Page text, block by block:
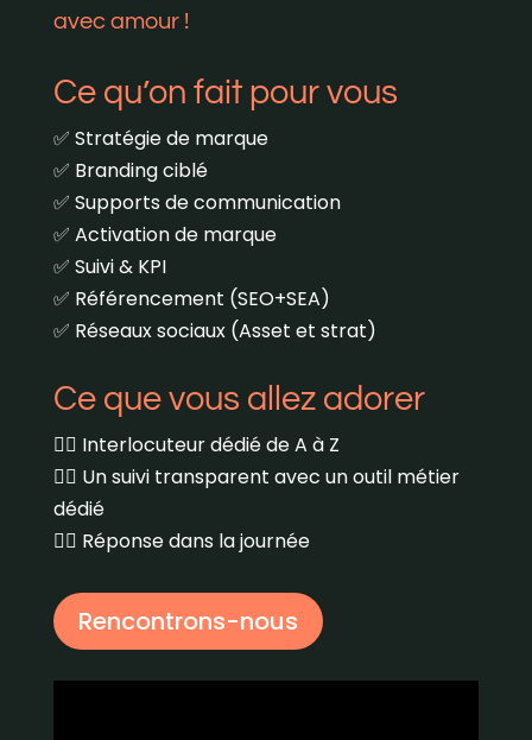
avec amour !
Ce qu’on fait pour vous
✅ Stratégie de marque
✅ Branding ciblé
✅ Supports de communication
✅ Activation de marque
✅ Suivi & KPI
✅ Référencement (SEO+SEA)
✅ Réseaux sociaux (Asset et strat)
Ce que vous allez adorer
👉🏼 Interlocuteur dédié de A à Z
👉🏼 Un suivi transparent avec un outil métier
dédié
👉🏼 Réponse dans la journée
Rencontrons-nous